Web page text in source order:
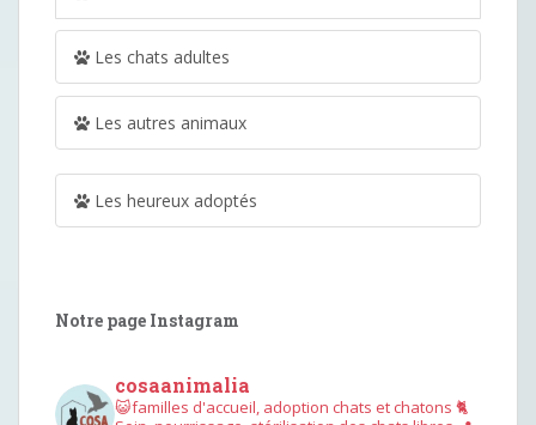
Les chats adultes
Les autres animaux
Les heureux adoptés
Notre page Instagram
cosaanimalia
😺familles d'accueil, adoption chats et chatons 🐈